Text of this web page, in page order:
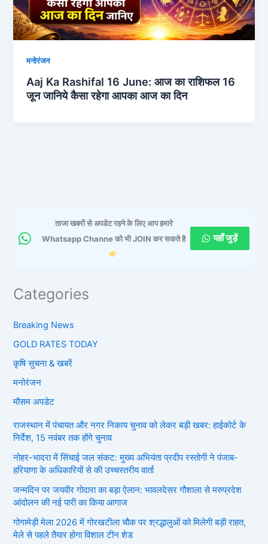
मनोरंजन
Aaj Ka Rashifal 16 June: आज का राशिफल 16
जून जानिये कैसा रहेगा आपका आज का दिन
ताजा खबरों से अपडेट रहने के लिए आप हमारे
Whatsapp Channe को भी JOIN कर सकते है
यहाँ जुड़ें
Categories
Breaking News
GOLD RATES TODAY
कृषि सुचना & खबरें
मनोरंजन
मौसम अपडेट
राजस्थान में पंचायत और नगर निकाय चुनाव को लेकर बड़ी खबर: हाईकोर्ट के
निर्देश, 15 नवंबर तक होंगे चुनाव
नोहर-भादरा में सिंचाई जल संकट: मुख्य अभियंता प्रदीप रस्तोगी ने पंजाब-
हरियाणा के अधिकारियों से की उच्चस्तरीय वार्ता
जन्मदिन पर जयवीर गोदारा का बड़ा ऐलान: भावलदेसर गौशाला से मरुप्रदेश
आंदोलन की नई पारी का किया आगाज
गोगामेड़ी मेला 2026 में गोरखटीला चौक पर श्रद्धालुओं को मिलेगी बड़ी राहत,
मेले से पहले तैयार होगा विशाल टीन शेड